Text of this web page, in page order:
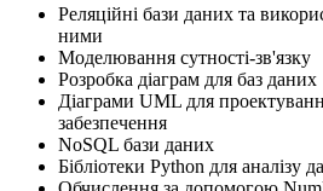
Реляційні бази даних та
ними
Моделювання сутності-зв'язку
Розробка діаграм для баз даних
Діаграми UML для
забезпечення
NoSQL бази даних
Бібліотеки Python для аналізу